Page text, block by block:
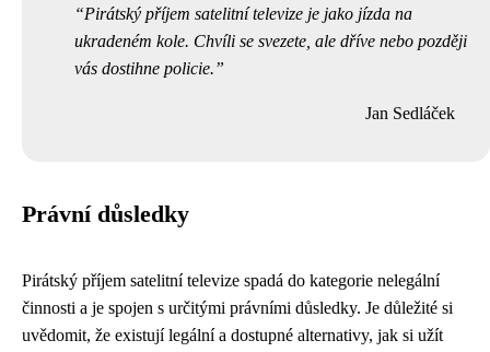
Pirátský příjem satelitní televize je jako jízda na
ukradeném kole. Chvíli se svezete, ale dříve nebo později
vás dostihne policie.
Jan Sedláček
Právní důsledky
Pirátský příjem satelitní televize spadá do kategorie nelegální
činnosti a je spojen s určitými právními důsledky. Je důležité si
uvědomit, že existují legální a dostupné alternativy, jak si užít